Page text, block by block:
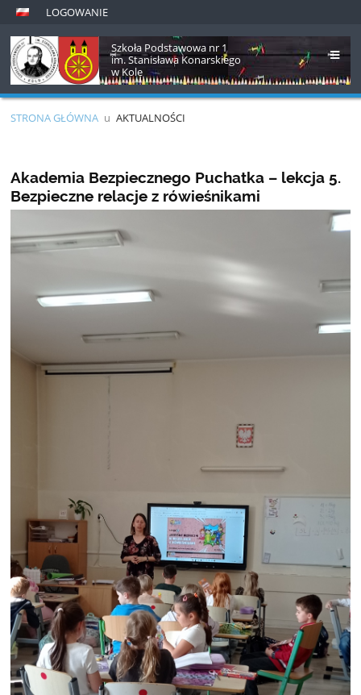
LOGOWANIE
Szkoła Podstawowa nr 1
im. Stanisława Konarskiego
w Kole
STRONA GŁÓWNA u AKTUALNOŚCI
Akademia Bezpiecznego Puchatka – lekcja 5.
Bezpieczne relacje z rówieśnikami